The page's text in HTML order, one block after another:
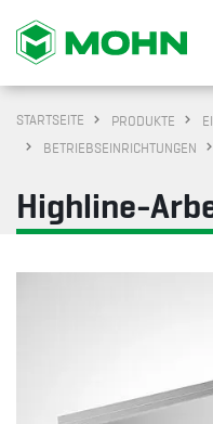
STARTSEITE PRODUKTE
BETRIEBSEINRICHTUNGEN
Highline-